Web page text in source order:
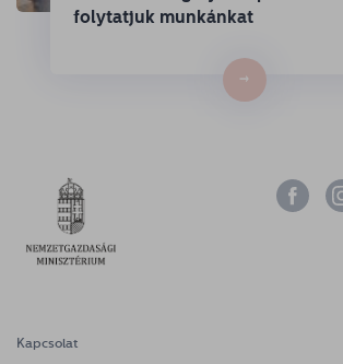
folytatjuk munkánkat
→
Kapcsolat